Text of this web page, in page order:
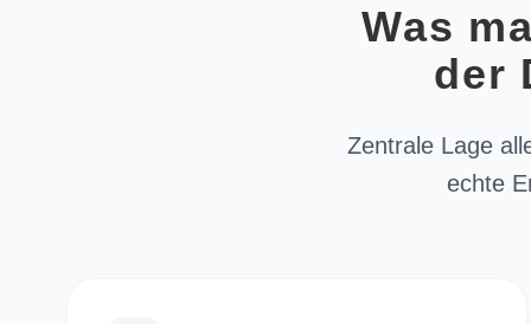
Was
der
Zentrale Lage
echte